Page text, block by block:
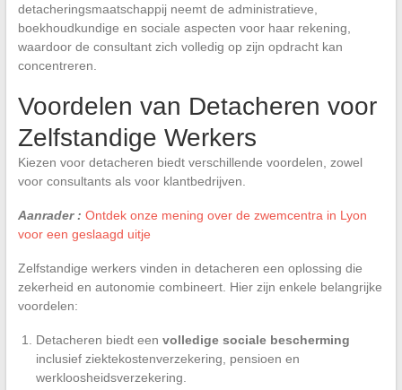
detacheringsmaatschappij neemt de administratieve,
boekhoudkundige en sociale aspecten voor haar rekening,
waardoor de consultant zich volledig op zijn opdracht kan
concentreren.
Voordelen van Detacheren voor
Zelfstandige Werkers
Kiezen voor detacheren biedt verschillende voordelen, zowel
voor consultants als voor klantbedrijven.
Aanrader : Ontdek onze mening over de zwemcentra in Lyon
voor een geslaagd uitje
Zelfstandige werkers vinden in detacheren een oplossing die
zekerheid en autonomie combineert. Hier zijn enkele belangrijke
voordelen:
Detacheren biedt een volledige sociale bescherming
inclusief ziektekostenverzekering, pensioen en
werkloosheidsverzekering.